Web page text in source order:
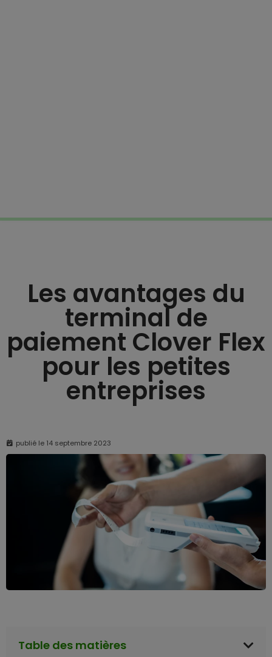
Les avantages du
terminal de
paiement Clover Flex
pour les petites
entreprises
publié le 14 septembre 2023
Table des matières